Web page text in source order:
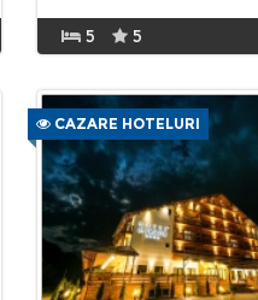
5 5
CAZARE HOTELURI